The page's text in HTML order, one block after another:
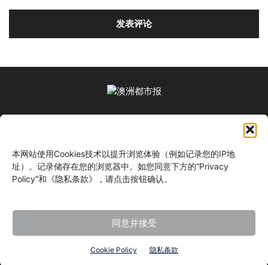
本网站使用Cookies技术以提升浏览体验（例如记录您的IP地
址）。记录储存在您的浏览器中。如您同意下方的“Privacy
Policy”和《隐私条款》，请点击按钮确认。
同意并接受
Cookie Policy 隐私条款
关注我们
©